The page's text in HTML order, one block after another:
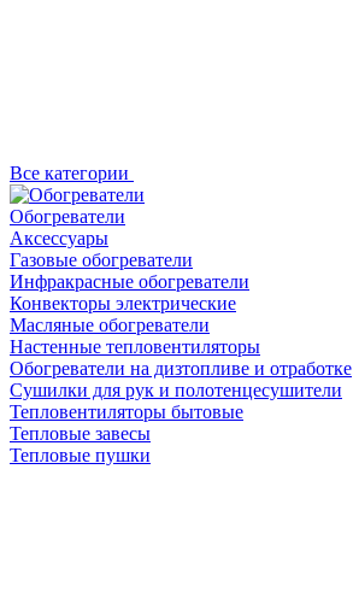
Все категории
Обогреватели
Аксессуары
Газовые обогреватели
Инфракрасные обогреватели
Конвекторы электрические
Масляные обогреватели
Настенные тепловентиляторы
Обогреватели на дизтопливе и отработке
Сушилки для рук и полотенцесушители
Тепловентиляторы бытовые
Тепловые завесы
Тепловые пушки